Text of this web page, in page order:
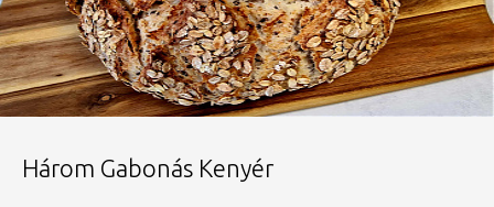
Három Gabonás Kenyér